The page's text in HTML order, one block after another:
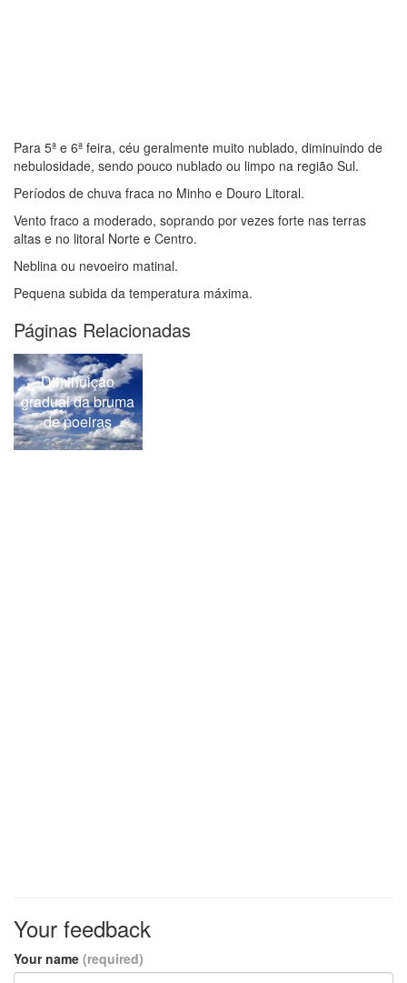
Para 5ª e 6ª feira, céu geralmente muito nublado, diminuindo de
nebulosidade, sendo pouco nublado ou limpo na região Sul.
Períodos de chuva fraca no Minho e Douro Litoral.
Vento fraco a moderado, soprando por vezes forte nas terras
altas e no litoral Norte e Centro.
Neblina ou nevoeiro matinal.
Pequena subida da temperatura máxima.
Páginas Relacionadas
Diminuição
gradual da bruma
de poeiras
Your feedback
Your name (required)